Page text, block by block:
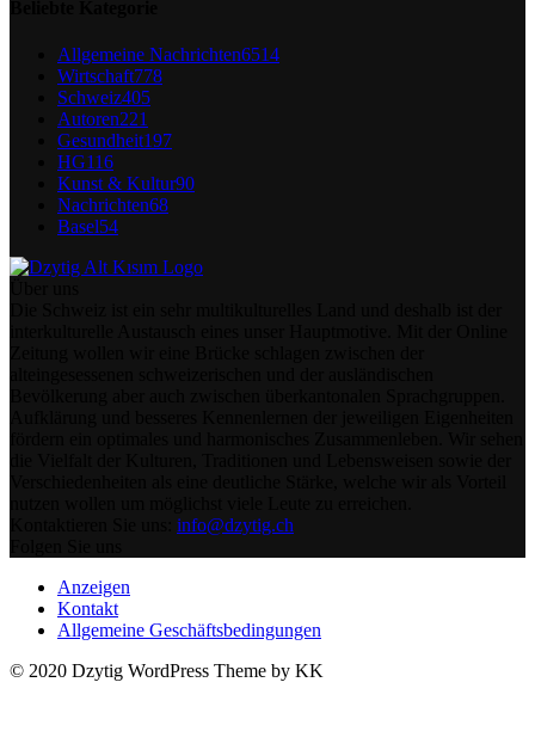
Allgemeine Nachrichten6514
Wirtschaft778
Schweiz405
Autoren221
Gesundheit197
HG116
Kunst & Kultur90
Nachrichten68
Basel54
info@dzytig.ch
Anzeigen
Kontakt
Allgemeine Geschäftsbedingungen
© 2020 Dzytig WordPress Theme by KK